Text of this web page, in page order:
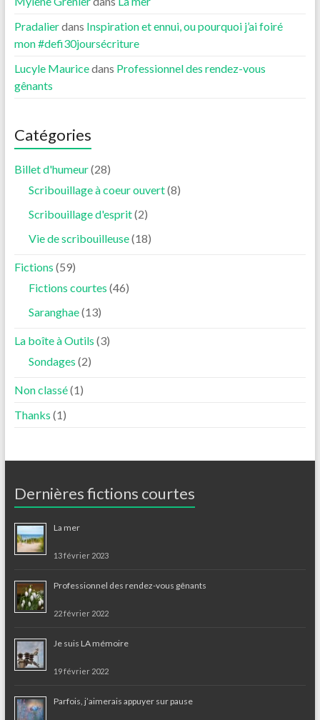
Pradalierdans Inspiration et ennui, ou pourquoi j’ai foiré
mon #defi30joursécriture
Lucyle Mauricedans Professionnel des rendez-vous
gênants
Catégories
Billet d'humeur(28)
Scribouillage à coeur ouvert(8)
Scribouillage d'esprit(2)
Vie de scribouilleuse(18)
Fictions (59)
Fictions courtes (46)
Saranghae(13)
La boîte à Outils (3)
Sondages (2)
Non classé(1)
Thanks (1)
Dernières fictions courtes
La mer
13 février 2023
Professionnel des rendez-vous gênants
22 février 2022
Je suis LA mémoire
19 février 2022
Parfois, j’aimerais appuyer sur pause